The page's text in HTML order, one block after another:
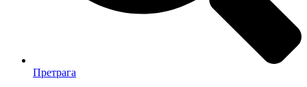
Претрага